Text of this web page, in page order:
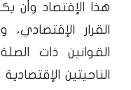
هذا الإقتصاد وأن
القرار
القوانين ذات
الناحيتين